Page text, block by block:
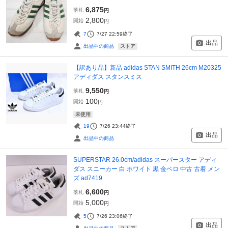
落札 6,875円
開始 2,800円
7 7/27 22:59終了
出品中の商品 ストア 出品
【訳あり品】新品 adidas STAN SMITH 26cm M20325
アディダス スタンスミス
落札 9,550円
開始 100円
未使用
19 7/26 23:44終了
出品中の商品 出品
SUPERSTAR 26.0cm/adidas スーパースター アディ
ダス スニーカー 白 ホワイト 黒 金ベロ 中古 古着 メン
ズ ad7419
落札 6,600円
開始 5,000円
5 7/26 23:06終了
出品